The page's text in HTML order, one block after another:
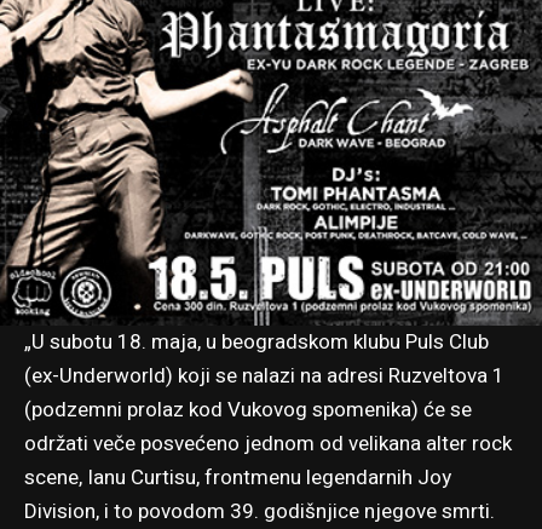
„U subotu 18. maja, u beogradskom klubu Puls Club
(ex-Underworld) koji se nalazi na adresi Ruzveltova 1
(podzemni prolaz kod Vukovog spomenika) će se
održati veče posvećeno jednom od velikana alter rock
scene, Ianu Curtisu, frontmenu legendarnih Joy
Division, i to povodom 39. godišnjice njegove smrti.